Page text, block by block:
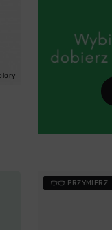
PRZYMIERZ